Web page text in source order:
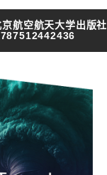
航空航天大学出版社